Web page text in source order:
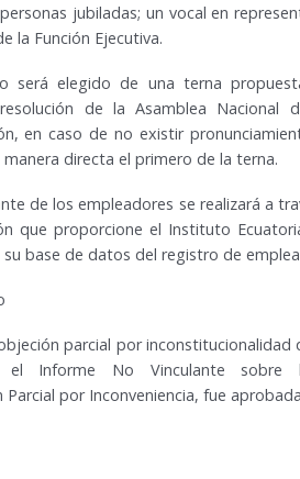
jubiladas; un vocal en
la Función Ejecutiva.
será elegido de una terna
de la Asamblea Nacional
en caso de no existir
directa el primero de la terna.
de los empleadores se realizará a
que proporcione el Instituto
base de datos del registro de
parcial por
Informe No Vinculante sobre
por Inconveniencia, fue